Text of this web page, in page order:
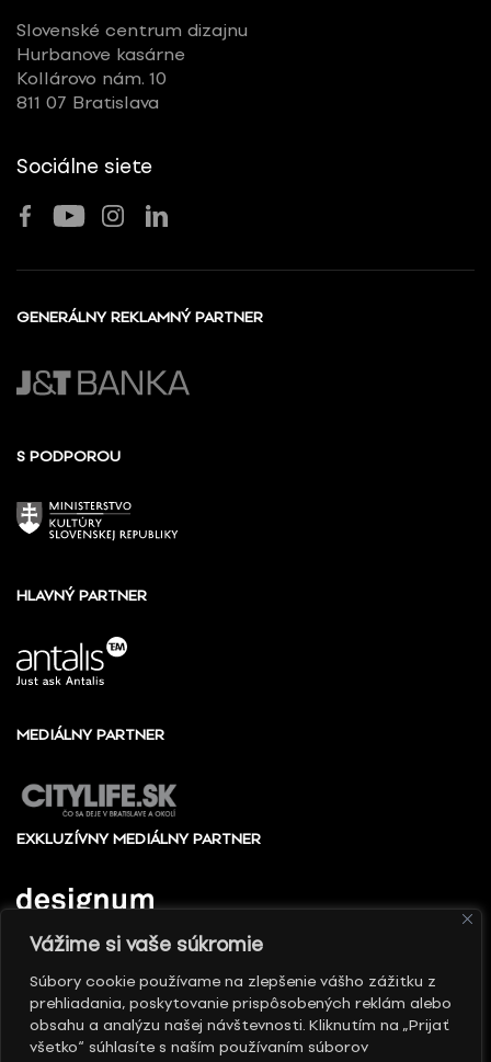
Vážime si vaše súkromie
Súbory cookie používame na zlepšenie vášho zážitku z
prehliadania, poskytovanie prispôsobených reklám alebo
obsahu a analýzu našej návštevnosti. Kliknutím na „Prijať
všetko“ súhlasíte s naším používaním súborov
Slovenské centrum dizajnu
Hurbanove kasárne
Kollárovo nám. 10
811 07 Bratislava
Sociálne siete
GENERÁLNY REKLAMNÝ PARTNER
S PODPOROU
HLAVNÝ PARTNER
MEDIÁLNY PARTNER
EXKLUZÍVNY MEDIÁLNY PARTNER
© 2010 - 2026 Slovenské centrum dizajnu, Všetky
práva vyhradené